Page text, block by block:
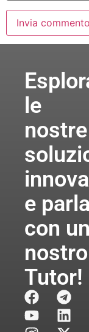
le
nostre
e parla
con un
nostro
Tutor!